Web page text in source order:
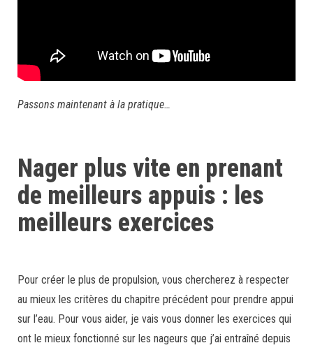
Passons maintenant à la pratique…
Nager plus vite en prenant
de meilleurs appuis : les
meilleurs exercices
Pour créer le plus de propulsion, vous chercherez à respecter
au mieux les critères du chapitre précédent pour prendre appui
sur l’eau. Pour vous aider, je vais vous donner les exercices qui
ont le mieux fonctionné sur les nageurs que j’ai entraîné depuis